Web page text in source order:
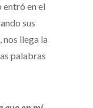
entró en el
sus
nos llega la
palabras